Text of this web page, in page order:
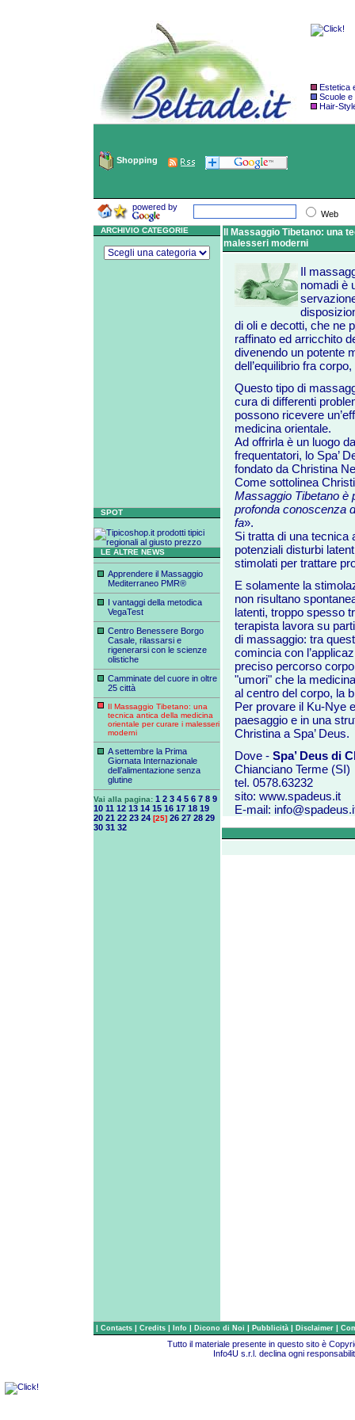
Estetica
Scuole e
Hair-
Shopping
powered by
Web
ARCHIVIO CATEGORIE
SPOT
LE ALTRE NEWS
Apprendere il Massaggio
Mediterraneo PMR®
I vantaggi della metodica
VegaTest
Centro Benessere Borgo
Casale, rilassarsi e
rigenerarsi con le scienze
olistiche
Camminate del cuore in oltre
25 città
Il Massaggio Tibetano: una
tecnica antica della medicina
orientale per curare i malesseri
moderni
A settembre la Prima
Giornata Internazionale
dell’alimentazione senza
glutine
Vai alla pagina: 1 2 3 4 5 6 7 8 9
10 11 12 13 14 15 16 17 18 19
20 21 22 23 24 [25] 26 27 28 29
30 31 32
Il Massaggio Tibetano: una
malesseri moderni
Il
nomadi è
di oli e decotti, che ne
raffinato ed arricchito
divenendo un potente
dell’equilibrio fra
Questo tipo di
cura di differenti
possono ricevere
medicina orientale.
Ad offrirla è un luogo
frequentatori, lo Spa’
fondato da Christina
Come sottolinea
Massaggio Tibetano è
profonda conoscenza
fa».
Si tratta di una tecnica
potenziali disturbi
stimolati per trattare
E solamente la
non risultano
latenti, troppo spesso
terapista lavora su
di massaggio: tra
comincia con
preciso percorso
"umori" che la
al centro del corpo, la
Per provare il Ku-Nye
paesaggio e in una
Christina a Spa’ Deus.
Dove - Spa’ Deus di
Chianciano Terme (SI)
tel. 0578.63232
sito: www.spadeus.it
E-mail:
| Contacts | Credits | Info | Dicono di Noi | Pubblicità | Disclaimer |
Tutto il materiale presente in questo sito è
Info4U s.r.l. declina ogni